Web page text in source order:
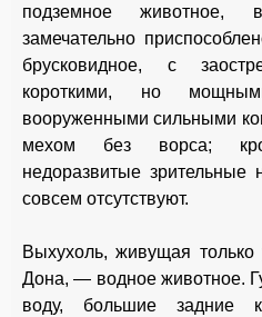
подземное животное,
замечательно
брусковидное, с
короткими, но
вооруженными сильными
мехом без ворса;
недоразвитые
совсем отсутствуют.
Выхухоль, живущая
Дона, — водное животное.
воду, большие задние